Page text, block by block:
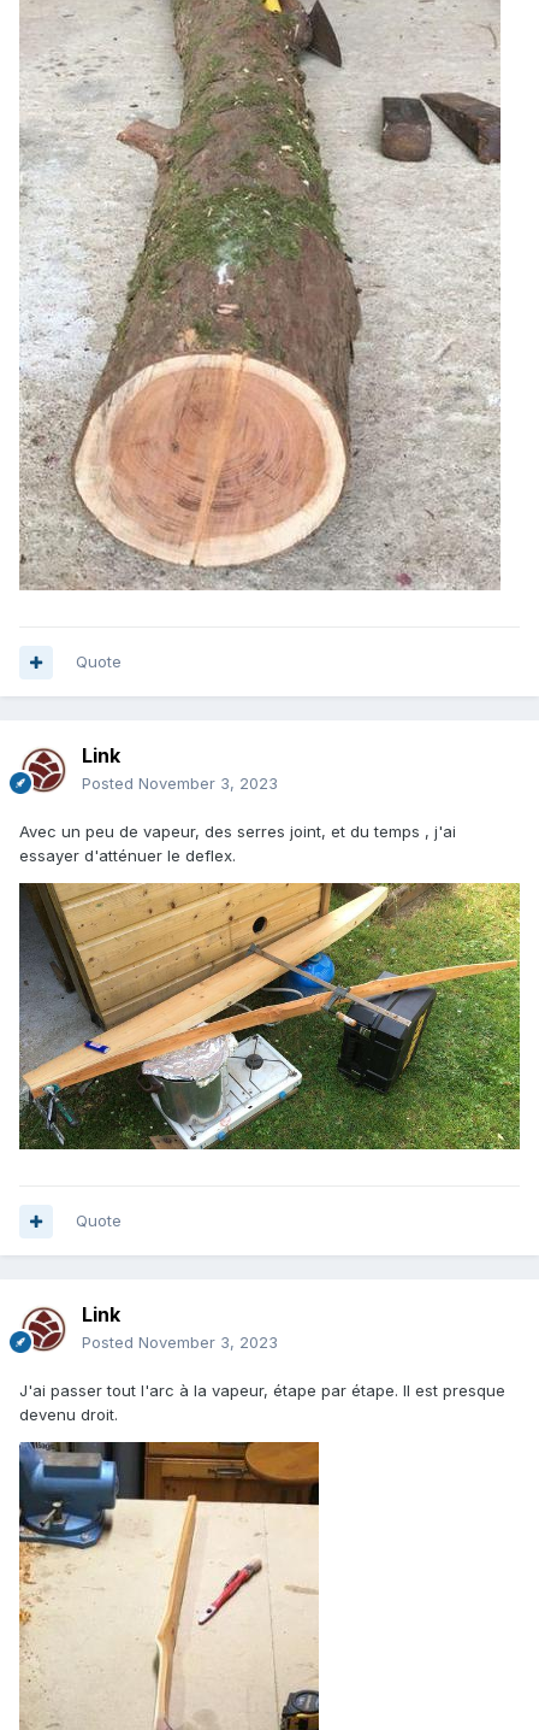
Quote
Link
Posted November 3, 2023
Avec un peu de vapeur, des serres joint, et du temps , j'ai
essayer d'atténuer le deflex.
Quote
Link
Posted November 3, 2023
J'ai passer tout l'arc à la vapeur, étape par étape. Il est presque
devenu droit.